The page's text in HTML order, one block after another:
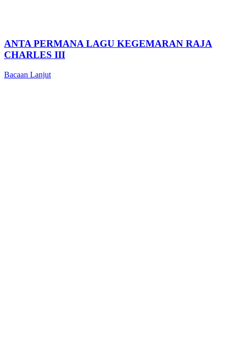
ANTA PERMANA LAGU KEGEMARAN RAJA
CHARLES III
Bacaan Lanjut